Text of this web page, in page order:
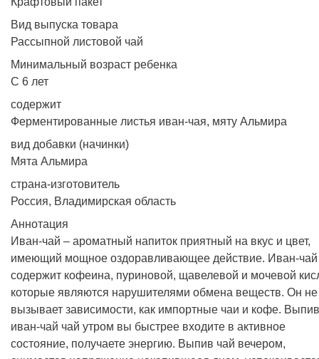
Вид выпуска товара
Рассыпной листовой чай
Минимальный возраст ребенка
С 6 лет
содержит
Ферментированные листья иван-чая, мяту Альмира
вид добавки (начинки)
Мята Альмира
страна-изготовитель
Россия, Владимирская область
Аннотация
Иван-чай – ароматный напиток приятный на вкус и цвет,
имеющий мощное оздоравливающее действие. Иван-чай
содержит кофеина, пуриновой, щавелевой и мочевой
которые являются нарушителями обмена веществ. Он не
вызывает зависимости, как импортные чаи и кофе. Выпив
иван-чай чай утром вы быстрее входите в активное
состояние, получаете энергию. Выпив чай вечером,